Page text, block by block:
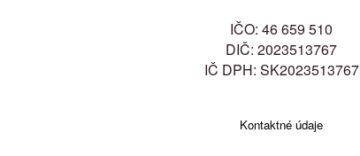
IČO: 46 659 510
DIČ: 2023513767
IČ DPH: SK2023513767
Kontaktné údaje